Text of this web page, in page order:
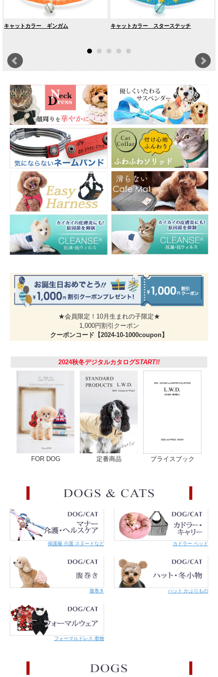
イプなので繊細なネコちゃんでも気になりません。
サイズ
幅 1.2cm / 長さ17 ～ 27cm
・商品の仕上がりサイズです。
ズを測るよう心掛けていますが、お手元にお届けする商品と
表記寸法の間に多少の誤差が生じる場合があります。
素 材
表生地：綿75％ ポリエステル25％
土台テープ：ポリエステル100％
被毛を痛めないクッション性と柔らかさをのある袋折りテー
プです。
紺は黒に近い濃紺です。
ご注意
・生地の裁断により、掲載写真と柄の出方が異なる場合がご
しく手洗いでお願いします。
【ご使用にあたって】・必ず適正サイズに調節をお願いしま
す。ゆるみがあると首輪のあたりを舐めた際に、首輪が下あ
ごにかかって猿ぐつわ状態になってしまいます。首にはいろ
いろな神経が集まっていて危険です。
きつすぎると苦しく、被毛や皮膚を傷める原因となります。
・着けた時に仔猫であれば大体指1～2本入る位、成猫であれ
ば指2本入る位が適正なサイズの目安です。
・成長する仔猫の場合はこまめにサイズを調整してあげて下
・安全のため定期的に商品やサイズ（緩んでいないか、きつ
くなっていないか）の点検をお願いします。
・リードをつけてのお散歩には使用しないでください。ま
・ネコちゃんの毛質・毛の長さによって首輪や金具に毛が絡
・本製品は必ず外れることを保証するものではありません。
状況や体重によっては外れない場合もあります。
・刺繍テープの場合は、爪がひっかかると毛羽立ってきま
は、革素材のものをおすすめします。
・濡れると色落ちする恐れがあります。濡れたままでのご使
用はお避け下さい。
キャットカラー ギンガム キャットカラー スターステッチ
★会員限定！10月生まれの子限定★
1,000円割引クーポン
クーポンコード【2024-10-1000coupon】
2024秋冬デジタルカタログSTART!!
FOR DOG 定番商品 プライスブック
保護服 介護 スヌードなど カドラー ベッド
腹巻き ハット かぶりもの
フォーマルドレス 着物